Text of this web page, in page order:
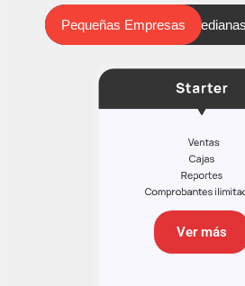
Pequeñas Empresas
Pequeñas Empresas
Ver más